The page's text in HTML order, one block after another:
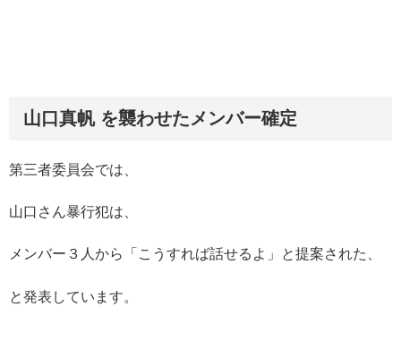
山口真帆 を襲わせたメンバー確定
第三者委員会では、
山口さん暴行犯は、
メンバー３人から「こうすれば話せるよ」と提案された、
と発表しています。